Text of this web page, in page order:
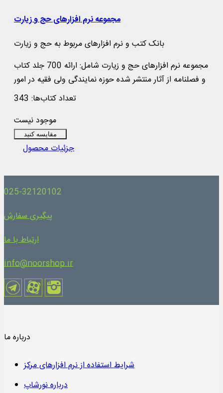
مجموعه نرم افزارهای حج و زیارت
بانک کتب و نرم افزارهای مربوط به حج و زیارت
مجموعه نرم افزارهای حج و زیارت شامل: ارائه 700 جلد کتاب
و فصلنامه از آثار منتشر شده حوزه نمایندگی ولی فقیه در امور
حج و زیارت به همراه متن کتاب الحج برگرفته از 262 عنوانتعداد کتاب‌ها: 343
موجود نیست
مقایسه کنید
جزئیات محصول
025-32120102
پیگیری سفارش
ارتباط با ما
info@noorshop.ir
درباره ما
شرایط استفاده از نرم افزارهای مرکز
درباره نورشاپ